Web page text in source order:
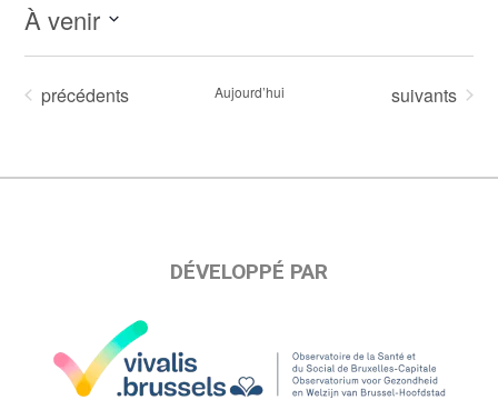
À venir
date.Évènements
précédents Aujourd’hui Évènements
suivants
DÉVELOPPÉ PAR